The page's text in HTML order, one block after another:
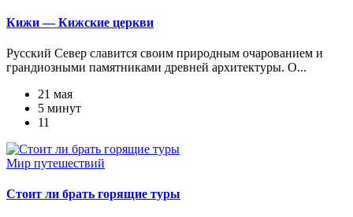
Кижи — Кижские церкви
Русский Север славится своим природным очарованием и
грандиозными памятниками древней архитектуры. О...
21 мая
5 минут
11
Мир путешествий
Стоит ли брать горящие туры